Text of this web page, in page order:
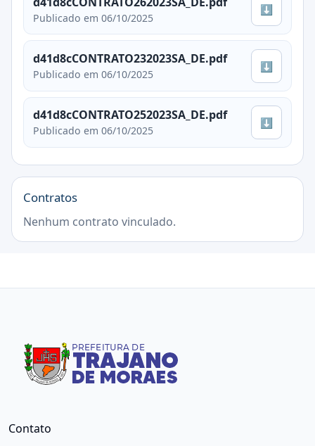
Publicado em 06/10/2025
⬇
d41d8cCONTRATO232023SA_DE.pdf
Publicado em 06/10/2025
⬇
d41d8cCONTRATO252023SA_DE.pdf
Publicado em 06/10/2025
⬇
Contratos
Nenhum contrato vinculado.
Contato